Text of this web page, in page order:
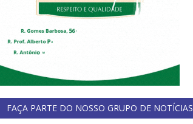
FAÇA PARTE DO NOSSO GRUPO DE NOTÍCIAS